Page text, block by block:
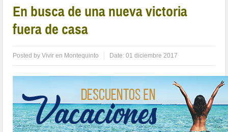
En busca de una nueva victoria
fuera de casa
Posted byVivir en Montequinto Date:01 diciembre 2017